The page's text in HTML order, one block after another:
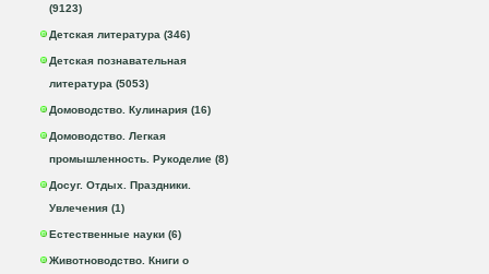
(9123)
Детская литература (346)
Детская познавательная
литература (5053)
Домоводство. Кулинария (16)
Домоводство. Легкая
промышленность. Рукоделие (8)
Досуг. Отдых. Праздники.
Увлечения (1)
Естественные науки (6)
Животноводство. Книги о